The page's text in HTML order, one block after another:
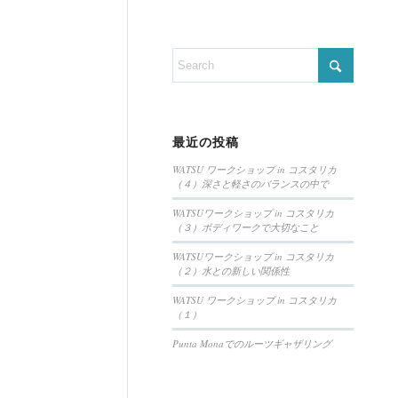
最近の投稿
WATSU ワークショップ in コスタリカ
（４）深さと軽さのバランスの中で
WATSUワークショップ in コスタリカ
（３）ボディワークで大切なこと
WATSUワークショップ in コスタリカ
（２）水との新しい関係性
WATSU ワークショップ in コスタリカ
（１）
Punta Monaでのルーツギャザリング